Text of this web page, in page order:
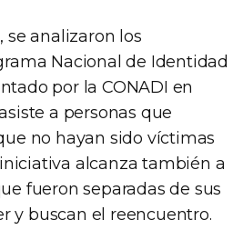
se analizaron los
Nacional de Identidad
por la CONADI en
a personas que
no hayan sido víctimas
alcanza también a
fueron separadas de sus
y buscan el reencuentro.